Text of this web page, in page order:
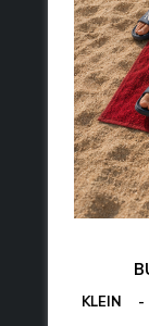
EGON VON
- LA